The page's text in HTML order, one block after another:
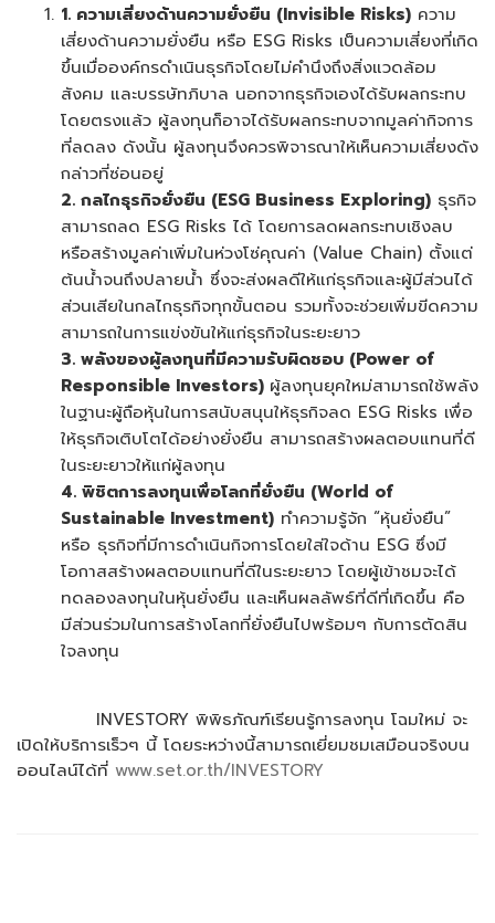
1. ความเสี่ยงด้านความยั่งยืน (Invisible Risks) ความ
เสี่ยงด้านความยั่งยืน หรือ ESG Risks เป็นความเสี่ยงที่เกิด
ขึ้นเมื่อองค์กรดำเนินธุรกิจโดยไม่คำนึงถึงสิ่งแวดล้อม
สังคม และบรรษัทภิบาล นอกจากธุรกิจเองได้รับผลกระทบ
โดยตรงแล้ว ผู้ลงทุนก็อาจได้รับผลกระทบจากมูลค่ากิจการ
ที่ลดลง ดังนั้น ผู้ลงทุนจึงควรพิจารณาให้เห็นความเสี่ยงดัง
กล่าวที่ซ่อนอยู่
2. กลไกธุรกิจยั่งยืน (ESG Business Exploring) ธุรกิจ
สามารถลด ESG Risks ได้ โดยการลดผลกระทบเชิงลบ
หรือสร้างมูลค่าเพิ่มในห่วงโซ่คุณค่า (Value Chain) ตั้งแต่
ต้นน้ำจนถึงปลายน้ำ ซึ่งจะส่งผลดีให้แก่ธุรกิจและผู้มีส่วนได้
ส่วนเสียในกลไกธุรกิจทุกขั้นตอน รวมทั้งจะช่วยเพิ่มขีดความ
สามารถในการแข่งขันให้แก่ธุรกิจในระยะยาว
3. พลังของผู้ลงทุนที่มีความรับผิดชอบ (Power of
Responsible Investors) ผู้ลงทุนยุคใหม่สามารถใช้พลัง
ในฐานะผู้ถือหุ้นในการสนับสนุนให้ธุรกิจลด ESG Risks เพื่อ
ให้ธุรกิจเติบโตได้อย่างยั่งยืน สามารถสร้างผลตอบแทนที่ดี
ในระยะยาวให้แก่ผู้ลงทุน
4. พิชิตการลงทุนเพื่อโลกที่ยั่งยืน (World of
Sustainable Investment) ทำความรู้จัก “หุ้นยั่งยืน”
หรือ ธุรกิจที่มีการดำเนินกิจการโดยใส่ใจด้าน ESG ซึ่งมี
โอกาสสร้างผลตอบแทนที่ดีในระยะยาว โดยผู้เข้าชมจะได้
ทดลองลงทุนในหุ้นยั่งยืน และเห็นผลลัพธ์ที่ดีที่เกิดขึ้น คือ
มีส่วนร่วมในการสร้างโลกที่ยั่งยืนไปพร้อมๆ กับการตัดสิน
ใจลงทุน
INVESTORY พิพิธภัณฑ์เรียนรู้การลงทุน โฉมใหม่ จะ
เปิดให้บริการเร็วๆ นี้ โดยระหว่างนี้สามารถเยี่ยมชมเสมือนจริงบน
ออนไลน์ได้ที่ www.set.or.th/INVESTORY